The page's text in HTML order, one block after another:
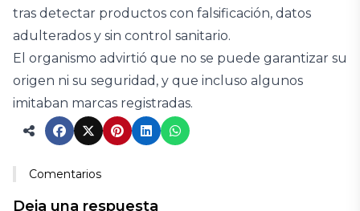
tras detectar productos con falsificación, datos
adulterados y sin control sanitario.
El organismo advirtió que no se puede garantizar su
origen ni su seguridad, y que incluso algunos
imitaban marcas registradas.
Comentarios
Deja una respuesta